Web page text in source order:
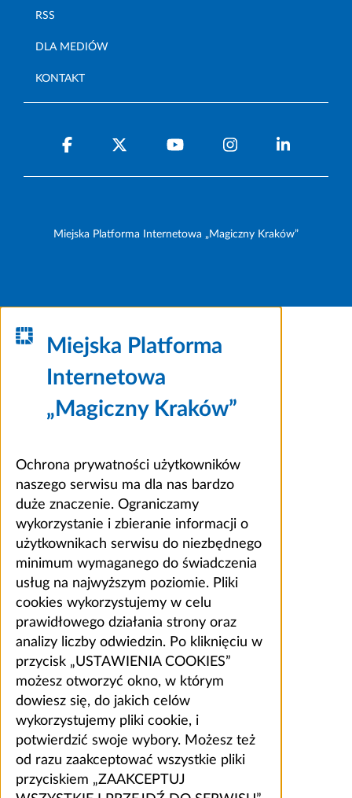
RSS
DLA MEDIÓW
KONTAKT
Miejska Platforma Internetowa „Magiczny Kraków”
Miejska Platforma
Internetowa
„Magiczny Kraków”
Ochrona prywatności użytkowników
naszego serwisu ma dla nas bardzo
duże znaczenie. Ograniczamy
wykorzystanie i zbieranie informacji o
użytkownikach serwisu do niezbędnego
minimum wymaganego do świadczenia
usług na najwyższym poziomie. Pliki
cookies wykorzystujemy w celu
prawidłowego działania strony oraz
analizy liczby odwiedzin. Po kliknięciu w
przycisk „USTAWIENIA COOKIES”
możesz otworzyć okno, w którym
dowiesz się, do jakich celów
wykorzystujemy pliki cookie, i
potwierdzić swoje wybory. Możesz też
od razu zaakceptować wszystkie pliki
przyciskiem „ZAAKCEPTUJ